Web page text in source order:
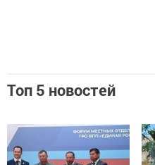
Топ 5 новостей